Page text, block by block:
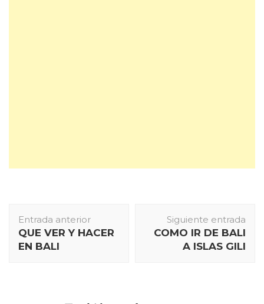
de
entradas
Entrada anterior
QUE VER Y HACER
EN BALI
Siguiente entrada
COMO IR DE BALI
A ISLAS GILI